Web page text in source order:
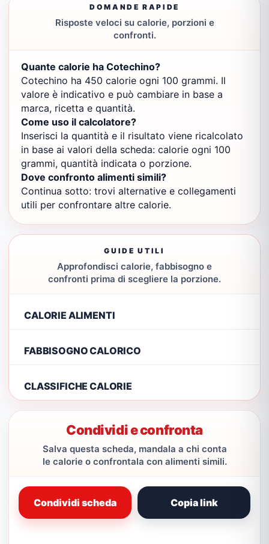
DOMANDE RAPIDE
Risposte veloci su calorie, porzioni e
confronti.
Quante calorie ha Cotechino?
Cotechino ha 450 calorie ogni 100 grammi. Il
valore è indicativo e può cambiare in base a
marca, ricetta e quantità.
Come uso il calcolatore?
Inserisci la quantità e il risultato viene ricalcolato
in base ai valori della scheda: calorie ogni 100
grammi, quantità indicata o porzione.
Dove confronto alimenti simili?
Continua sotto: trovi alternative e collegamenti
utili per confrontare altre calorie.
GUIDE UTILI
Approfondisci calorie, fabbisogno e
confronti prima di scegliere la porzione.
CALORIE ALIMENTI
FABBISOGNO CALORICO
CLASSIFICHE CALORIE
Condividi e confronta
Salva questa scheda, mandala a chi conta
le calorie o confrontala con alimenti simili.
Condividi scheda Copia link